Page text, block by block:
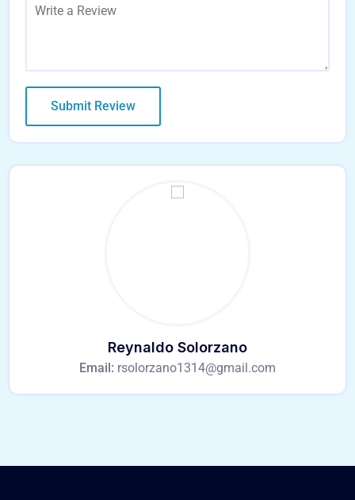
Reynaldo Solorzano
Email: rsolorzano1314@gmail.com